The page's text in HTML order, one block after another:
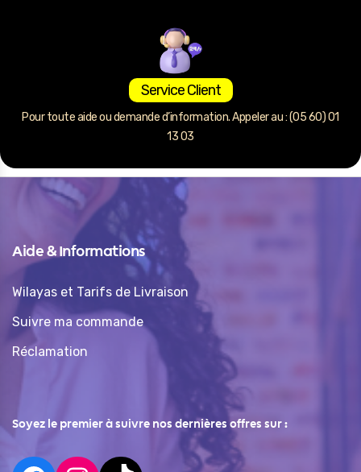
Service Client
Pour toute aide ou demande d’information. Appeler au : (05 60) 01
13 03
Aide & Informations
Wilayas et Tarifs de Livraison
Suivre ma commande
Réclamation
Soyez le premier à suivre nos dernières offres sur :